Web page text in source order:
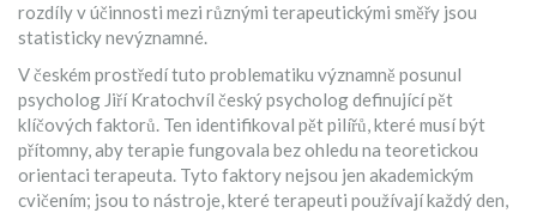
rozdíly v účinnosti mezi různými terapeutickými směřy jsou
statisticky nevýznamné.
V českém prostředí tuto problematiku významně posunul
psycholog Jiří Kratochvíl český psycholog definující pět
klíčových faktorů. Ten identifikoval pět pilířů, které musí být
přítomny, aby terapie fungovala bez ohledu na teoretickou
orientaci terapeuta. Tyto faktory nejsou jen akademickým
cvičením; jsou to nástroje, které terapeuti používají každý den,